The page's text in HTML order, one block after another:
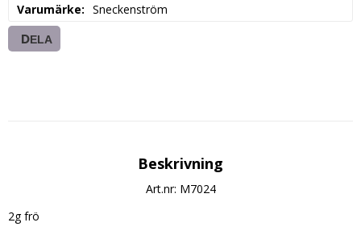
Varumärke
Sneckenström
DELA
Beskrivning
Art.nr: M7024
2g frö